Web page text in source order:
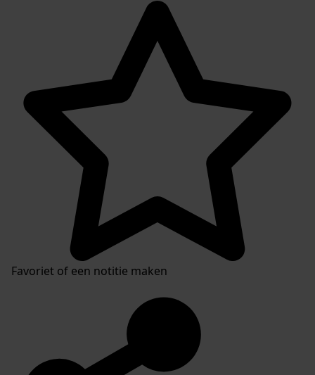
Favoriet of een notitie maken